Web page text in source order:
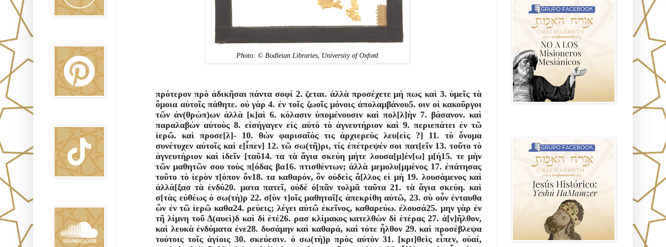
Photo: © Bodleian Libraries, University of Oxford
πρότερον πρὸ ἀδικῆσαι πάντα σοφί 2. ζεται. ἀλλὰ προσέχετε µή πως καὶ 3. ὑµεῖς τὰ
ὅµοια αὐτοῖς πάθητε. οὐ γὰρ 4. ἐν τοῖς ζωοῖς µόνοις ἀπολαµβάνου5. οιν οἱ κακοῦργοι
τῶν ἀν(θρώπ)ων ἀλλὰ [κ]αὶ 6. κόλασιν ὑποµένουσιν καὶ πολ[λ]ὴν 7. βάσανον. καὶ
παραλαβὼν αὐτοὺς 8. εἰσήγαγεν εἰς αὐτὸ τὸ ἀγνευτήριον καὶ 9. περιεπάτει ἐν τῶ
ἱερῶ. καὶ προσε[λ]- 10. θὼν φαρισαῖός τις ἀρχιερεὺς λευ[εὶς ?] 11. τὸ ὄνοµα
συνέτυχεν αὐτοῖς καὶ ε[ἶπεν] 12. τῶ σω(τῆ)ρι, τίς ἐπέτρεψέν σοι πατ[εῖν 13. τοῦτο τὸ
ἁγνευτήριον καὶ ἰδεῖν [ταῦ14. τα τὰ ἅγια σκεύη µήτε λουσα[µ]έν[ω] µ[ή15. τε µὴν
τῶν µαθητῶν σου τοὺς π[όδας βα16. πτισθέντων; ἀλλὰ µεµολυ[µµένος 17. ἐπάτησας
τοῦτο τὸ ἱερὸν τ[όπον ὄν18. τα καθαρόν, ὃν οὐδεὶς ἄ[λλος εἰ µὴ 19. λουσάµενος καὶ
ἀλλά[ξασ τὰ ἐνδύ20. µατα πατεῖ, οὐδὲ ὁ[πᾶν τολµᾶ ταῦτα 21. τὰ ἅγια σκεύη. καὶ
σ[τὰς εὐθέως ὁ σω(τὴ)ρ 22. σ[ὺν τ]οῖς µαθηταῖ[ς ἀπεκρίθη αὐτῶ, 23. σὺ οὖν ἐνταυθα
ὢν ἐν τῶ ἱερῶ καθα24. ρεύεις; λέγει αὐτῶ ἐκεῖνος, καθαρεύω. ἐλουσά25. µην γὰρ ἐν
τῆ λίµνη τοῦ ∆(αυεὶ)δ καὶ δἰ ἑτέ26. ρασ κλίµακος κατελθὼν δἰ ἑτέρας 27. ἀ[ν]ῆλθον,
καὶ λευκὰ ἐνδύµατα ἐνε28. δυσάµην καὶ καθαρά, καὶ τότε ἦλθον 29. καὶ προσέβλεψα
τούτοις τοῖς ἁγίοις 30. σκεύεσιν. ὁ σω(τὴ)ρ πρὸς αὐτὸν 31. [κρι]θεὶς εἶπεν, οὐαί,